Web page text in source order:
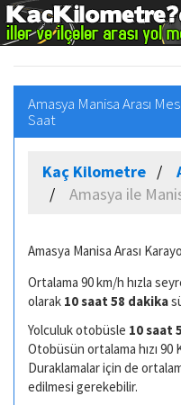
Amasya Manisa Arası
Saat
Kaç Kilometre
Amasya ile
Amasya Manisa Arası
Ortalama 90 km/h hızla
olarak 10 saat 58 dakika
Yolculuk otobüsle 10 saat
Otobüsün ortalama hızı 90
Duraklamalar için de
edilmesi gerekebilir.